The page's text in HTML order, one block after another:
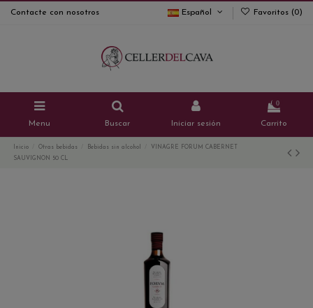
Contacte con nosotros Español Favoritos (0)
Menu Buscar Iniciar sesión
0
Carrito
Inicio Otras bebidas Bebidas sin alcohol
VINAGRE FORUM CABERNET
SAUVIGNON 50 CL